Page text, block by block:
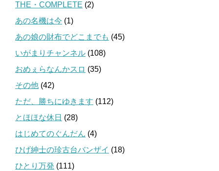
THE・COMPLETE (2)
あの名機は今 (1)
あの娘の財布でどこまでも (45)
いがまりチャンネル (108)
おめぇらなんかスロ (35)
その他 (42)
ただ、勝ちにゆきます (112)
とほほな休日 (28)
はじめてのぐんだん (4)
ひげ紳士の珍古台バンザイ (18)
ひとり万発 (111)